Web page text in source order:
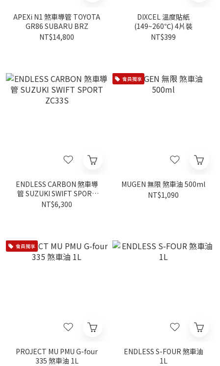
APEXi N1 煞車導管 TOYOTA
GR86 SUBARU BRZ
NT$14,800
DIXCEL 溫度貼紙
(149~260℃) 4片裝
NT$399
ENDLESS CARBON 煞車導
管 SUZUKI SWIFT SPORT
ZC33S
NT$6,300
會員獨享
MUGEN 無限 煞車油 500ml
NT$1,090
會員獨享
PROJECT MU PMU G-four
335 煞車油 1L
ENDLESS S-FOUR 煞車油
1L